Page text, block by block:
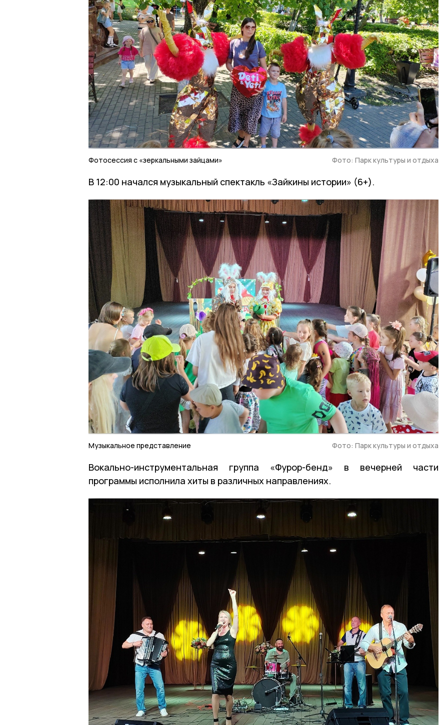
Фотосессия с «зеркальными зайцами» Фото: Парк культуры и отдыха
В 12:00 начался музыкальный спектакль «Зайкины истории» (6+).
Музыкальное представление Фото: Парк культуры и отдыха
Вокально-инструментальная группа «Фурор-бенд» в вечерней части
программы исполнила хиты в различных направлениях.